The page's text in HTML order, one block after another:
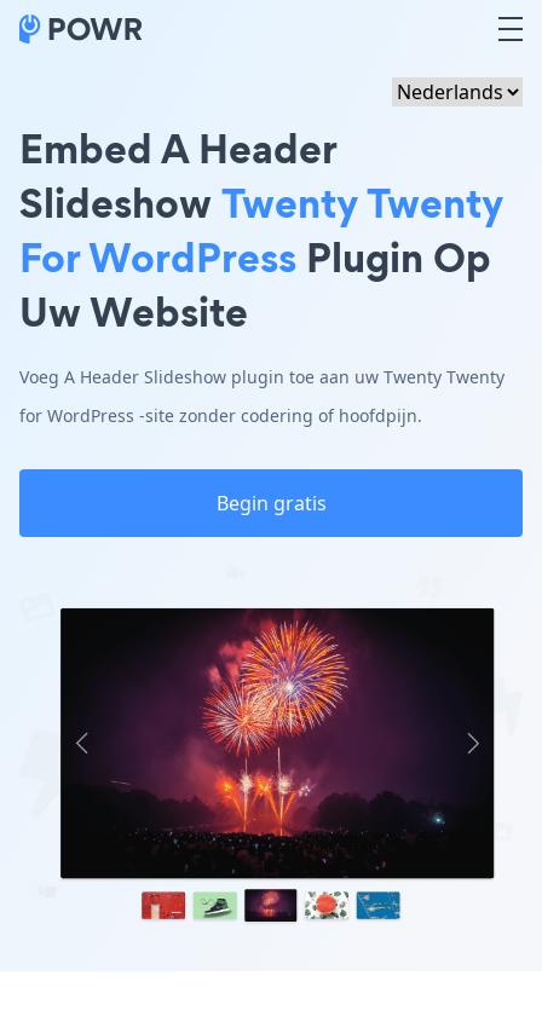
Embed A Header
SlideshowTwenty Twenty
For WordPress Plugin Op
Uw Website
Voeg A Header Slideshow plugin toe aan uw Twenty Twenty
for WordPress -site zonder codering of hoofdpijn.
Begin gratis